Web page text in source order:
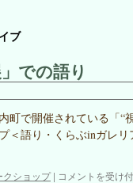
ブ
での語り
町で開催されている「“
＜語り・くらぶinガレ
クショップ | 「視
コメントを受け